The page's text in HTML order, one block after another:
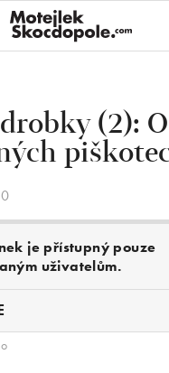
(2): O
je přístupný pouze
uživatelům.